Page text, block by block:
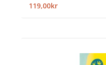
119,00kr